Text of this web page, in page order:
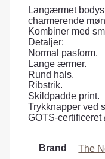
Langærmet
charmerende
Kombiner med
Detaljer:
Normal pasform.
Lange ærmer.
Rund hals.
Ribstrik.
Skildpadde print.
Trykknapper ved
GOTS-
Brand The